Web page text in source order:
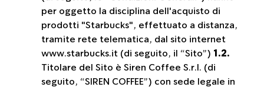
per oggetto la disciplina dell'acquisto di
prodotti "Starbucks", effettuato a distanza,
tramite rete telematica, dal sito internet
www.starbucks.it (di seguito, il “Sito”) 1.2.
Titolare del Sito è Siren Coffee S.r.l. (di
seguito, “SIREN COFFEE”) con sede legale in